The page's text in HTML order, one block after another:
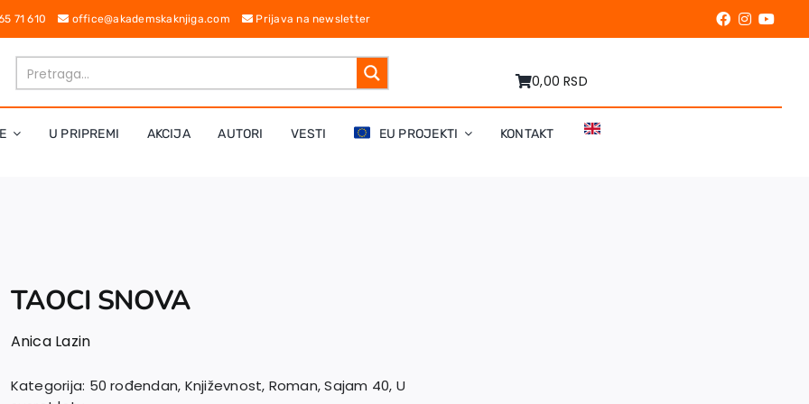
65 71 610 office@akademskaknjiga.com Prijava na newsletter
0,00 RSD
U PRIPREMI AKCIJA AUTORI VESTI EU PROJEKTI KONTAKT
TAOCI SNOVA
Anica Lazin
Kategorija: 50 rođendan, Književnost, Roman,Sajam 40, U